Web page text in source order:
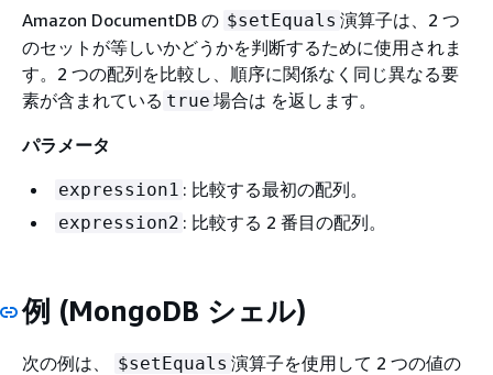
Amazon DocumentDB の $setEquals 演算子は、2 つ
のセットが等しいかどうかを判断するために使用されま
す。2 つの配列を比較し、順序に関係なく同じ異なる要
素が含まれている true 場合は を返します。
パラメータ
expression1 : 比較する最初の配列。
expression2 : 比較する 2 番目の配列。
例 (MongoDB シェル)
次の例は、 $setEquals 演算子を使用して 2 つの値の